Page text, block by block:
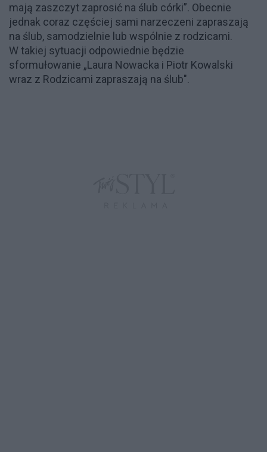
mają zaszczyt zaprosić na ślub córki”. Obecnie
jednak coraz częściej sami narzeczeni zapraszają
na ślub, samodzielnie lub wspólnie z rodzicami.
W takiej sytuacji odpowiednie będzie
sformułowanie „Laura Nowacka i Piotr Kowalski
wraz z Rodzicami zapraszają na ślub".